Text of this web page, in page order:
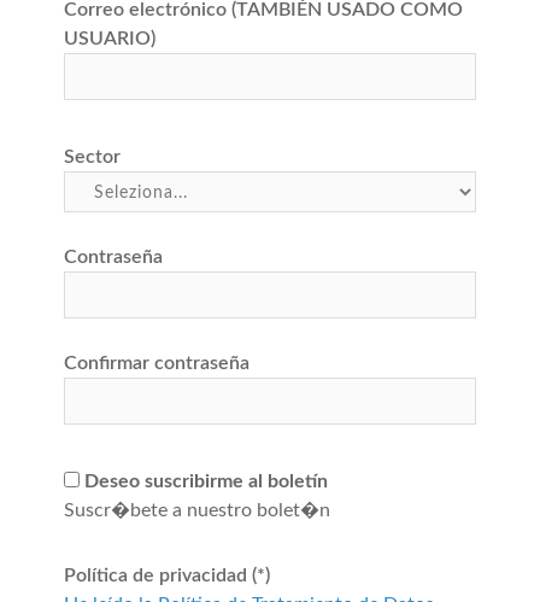
Correo electrónico (TAMBIÉN USADO COMO
USUARIO)
Sector
Contraseña
Confirmar contraseña
Deseo suscribirme al boletín
Suscr�bete a nuestro bolet�n
Política de privacidad (*)